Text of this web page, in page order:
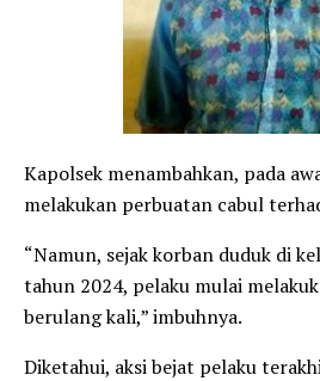
Kapolsek menambahkan, pada
melakukan perbuatan cabul
“Namun, sejak korban duduk di
tahun 2024, pelaku mulai
berulang kali,” imbuhnya.
Diketahui, aksi bejat pelaku